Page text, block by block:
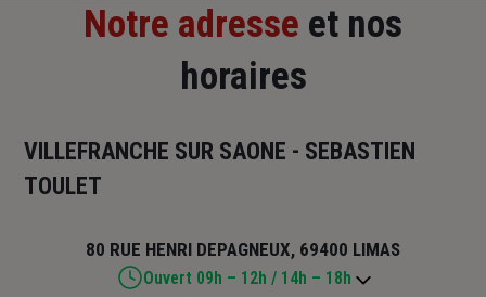
Notre adresse et nos
horaires
VILLEFRANCHE SUR SAONE - SEBASTIEN
TOULET
80 RUE HENRI DEPAGNEUX, 69400 LIMAS
Ouvert 09h – 12h / 14h – 18h